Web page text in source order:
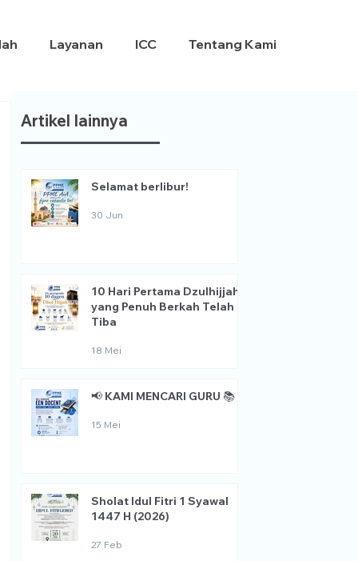
Layanan ICC Tentang Kami
Artikel lainnya
Selamat berlibur!
30 Jun
10 Hari Pertama Dzulhijjah
yang Penuh Berkah Telah
Tiba
18 Mei
📢 KAMI MENCARI GURU 📚
15 Mei
Sholat Idul Fitri 1 Syawal
1447 H (2026)
27 Feb